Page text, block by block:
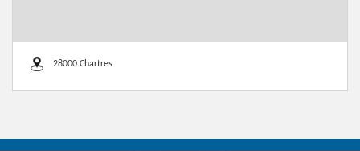
28000 Chartres